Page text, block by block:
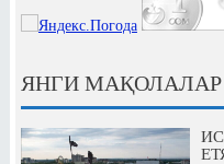
ЯНГИ МАҚОЛАЛАР